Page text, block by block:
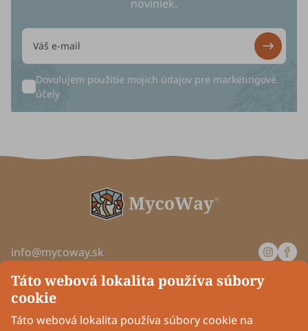
Táto webová lokalita používa súbory
cookie
Táto webová lokalita používa súbory cookie na
noviniek.
Dovoľujem použitie mojich údajov pre marketingové
účely
info@mycoway.sk
Pondelok až štvrtok: od 8:00 do 16:00
Piatok: od 8:00 do 14:00
Spoločnosť